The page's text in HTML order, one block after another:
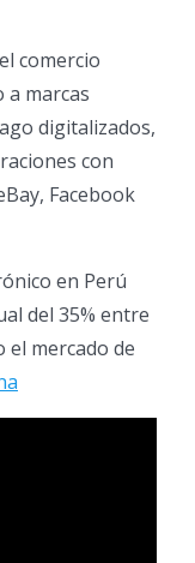
comercio
a marcas
digitalizados,
con
Facebook
en Perú
del 35% entre
el mercado de